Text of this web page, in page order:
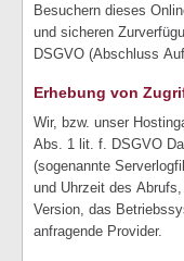
Besuchern dieses
und sicheren
DSGVO (Abschluss
Erhebung von
Wir, bzw. unser
Abs. 1 lit. f. DSGVO
(sogenannte
und Uhrzeit des
Version, das
anfragende Provider.